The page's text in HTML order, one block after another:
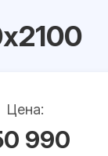
Цена:
990